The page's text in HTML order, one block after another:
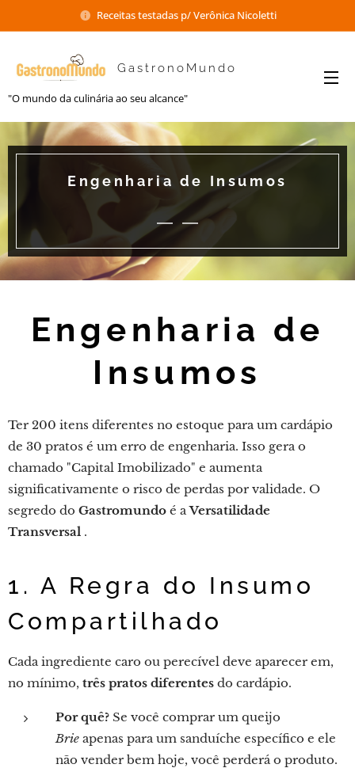
Receitas testadas p/ Verônica Nicoletti
GastronoMundo
"O mundo da culinária ao seu alcance"
Engenharia de Insumos
Engenharia de
Insumos
Ter 200 itens diferentes no estoque para um cardápio
de 30 pratos é um erro de engenharia. Isso gera o
chamado "Capital Imobilizado" e aumenta
significativamente o risco de perdas por validade. O
segredo do Gastromundo é aVersatilidade
Transversal .
1. A Regra do Insumo
Compartilhado
Cada ingrediente caro ou perecível deve aparecer em,
no mínimo, três pratos diferentes do cardápio.
Por quê? Se você comprar um queijo
Brie apenas para um sanduíche específico e ele
não vender bem hoje, você perderá o produto.